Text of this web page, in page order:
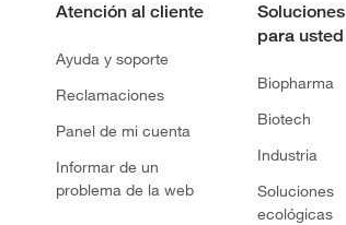
Atención al cliente
Ayuda y soporte
Reclamaciones
Panel de mi cuenta
Informar de un
problema de la web
Soluciones
para usted
Biopharma
Biotech
Industria
Soluciones
ecológicas